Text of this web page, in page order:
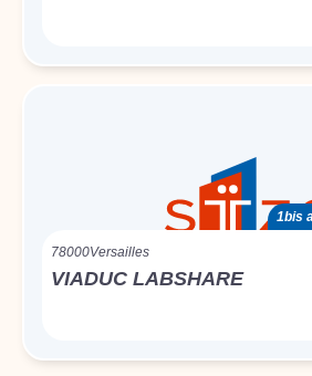
1bis
78000Versailles
VIADUC LABSHARE